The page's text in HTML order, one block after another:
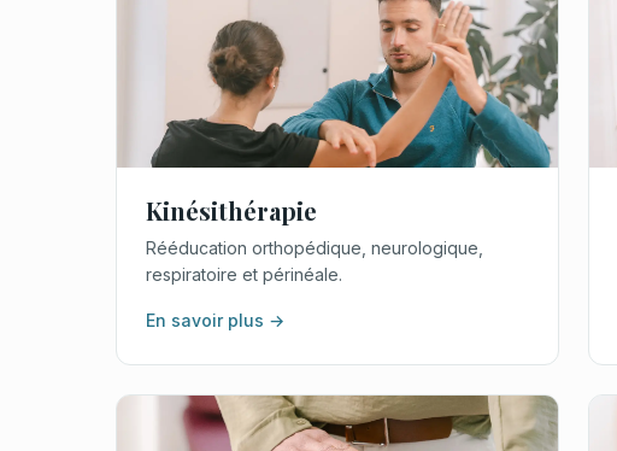
Kinésithérapie
Rééducation orthopédique, neurologique,
respiratoire et périnéale.
En savoir plus →